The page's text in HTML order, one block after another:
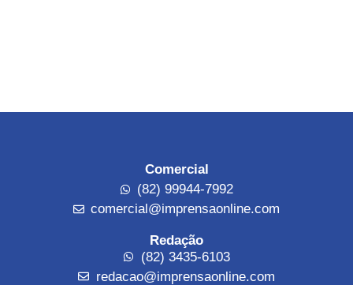
Comercial
(82) 99944-7992
comercial@imprensaonline.com
Redação
(82) 3435-6103
redacao@imprensaonline.com